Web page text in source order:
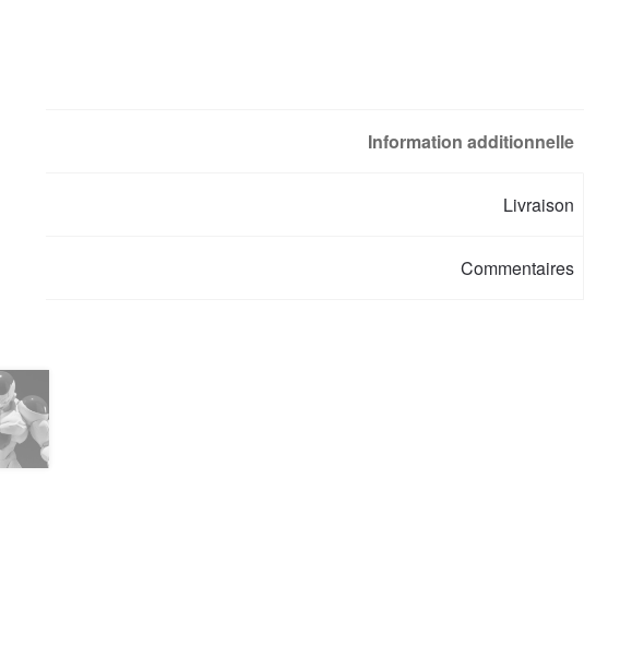
Information additionnelle
Livraison
Commentaires